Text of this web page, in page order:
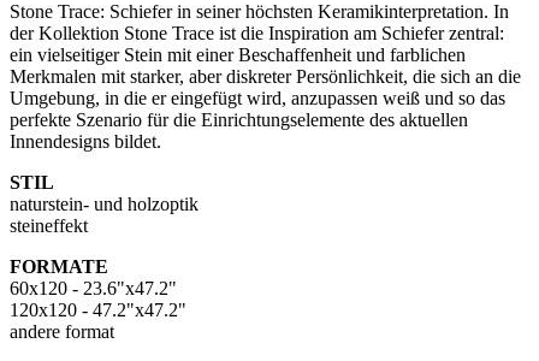
Stone Trace: Schiefer in seiner höchsten Keramikinterpretation. In
der Kollektion Stone Trace ist die Inspiration am Schiefer zentral:
ein vielseitiger Stein mit einer Beschaffenheit und farblichen
Merkmalen mit starker, aber diskreter Persönlichkeit, die sich an die
Umgebung, in die er eingefügt wird, anzupassen weiß und so das
perfekte Szenario für die Einrichtungselemente des aktuellen
Innendesigns bildet.
STIL
naturstein- und holzoptik
steineffekt
FORMATE
60x120 - 23.6"x47.2"
120x120 - 47.2"x47.2"
andere format